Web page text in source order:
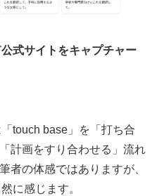
式サイトをキャプチャー
touch base」を「打ち合
計画をすり合わせる」流れ
者の体感ではありますが、
に感じます。